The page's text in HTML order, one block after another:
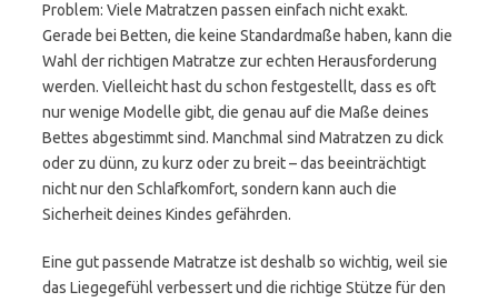
Problem: Viele Matratzen passen einfach nicht exakt.
Gerade bei Betten, die keine Standardmaße haben, kann die
Wahl der richtigen Matratze zur echten Herausforderung
werden. Vielleicht hast du schon festgestellt, dass es oft
nur wenige Modelle gibt, die genau auf die Maße deines
Bettes abgestimmt sind. Manchmal sind Matratzen zu dick
oder zu dünn, zu kurz oder zu breit – das beeinträchtigt
nicht nur den Schlafkomfort, sondern kann auch die
Sicherheit deines Kindes gefährden.
Eine gut passende Matratze ist deshalb so wichtig, weil sie
das Liegegefühl verbessert und die richtige Stütze für den